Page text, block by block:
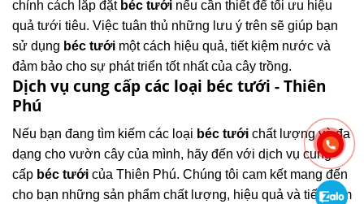
chỉnh cách lắp đặt béc tưới nếu cần thiết để tối ưu hiệu
quả tưới tiêu. Việc tuân thủ những lưu ý trên sẽ giúp bạn
sử dụng béc tưới một cách hiệu quả, tiết kiệm nước và
đảm bảo cho sự phát triển tốt nhất của cây trồng.
Dịch vụ cung cấp các loại béc tưới - Thiên
Phú
Nếu bạn đang tìm kiếm các loại béc tưới chất lượng và đa
dạng cho vườn cây của mình, hãy đến với dịch vụ cung
cấp béc tưới của Thiên Phú. Chúng tôi cam kết mang đến
cho bạn những sản phẩm chất lượng, hiệu quả và tiết kiệm